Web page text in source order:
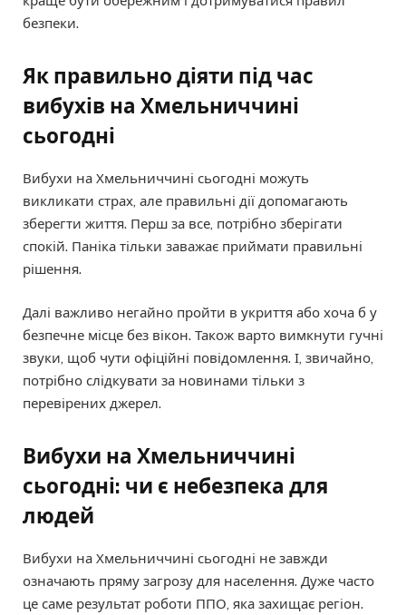
безпеки.
Як правильно діяти під час
вибухів на Хмельниччині
сьогодні
Вибухи на Хмельниччині сьогодні можуть
викликати страх, але правильні дії допомагають
зберегти життя. Перш за все, потрібно зберігати
спокій. Паніка тільки заважає приймати правильні
рішення.
Далі важливо негайно пройти в укриття або хоча б у
безпечне місце без вікон. Також варто вимкнути гучні
звуки, щоб чути офіційні повідомлення. І, звичайно,
потрібно слідкувати за новинами тільки з
перевірених джерел.
Вибухи на Хмельниччині
сьогодні: чи є небезпека для
людей
Вибухи на Хмельниччині сьогодні не завжди
означають пряму загрозу для населення. Дуже часто
це саме результат роботи ППО, яка захищає регіон.